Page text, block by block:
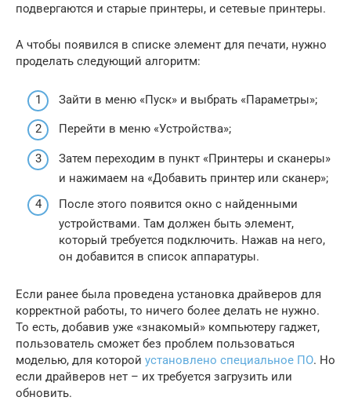
подвергаются и старые принтеры, и сетевые принтеры.
А чтобы появился в списке элемент для печати, нужно
проделать следующий алгоритм:
Зайти в меню «Пуск» и выбрать «Параметры»;
Перейти в меню «Устройства»;
Затем переходим в пункт «Принтеры и сканеры»
и нажимаем на «Добавить принтер или сканер»;
После этого появится окно с найденными
устройствами. Там должен быть элемент,
который требуется подключить. Нажав на него,
он добавится в список аппаратуры.
Если ранее была проведена установка драйверов для
корректной работы, то ничего более делать не нужно.
То есть, добавив уже «знакомый» компьютеру гаджет,
пользователь сможет без проблем пользоваться
моделью, для которой установлено специальное ПО. Но
если драйверов нет – их требуется загрузить или
обновить.